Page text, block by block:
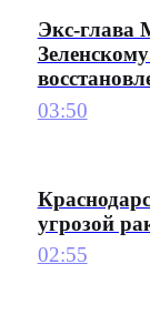
Экс-
03:50
угрозой
02:55